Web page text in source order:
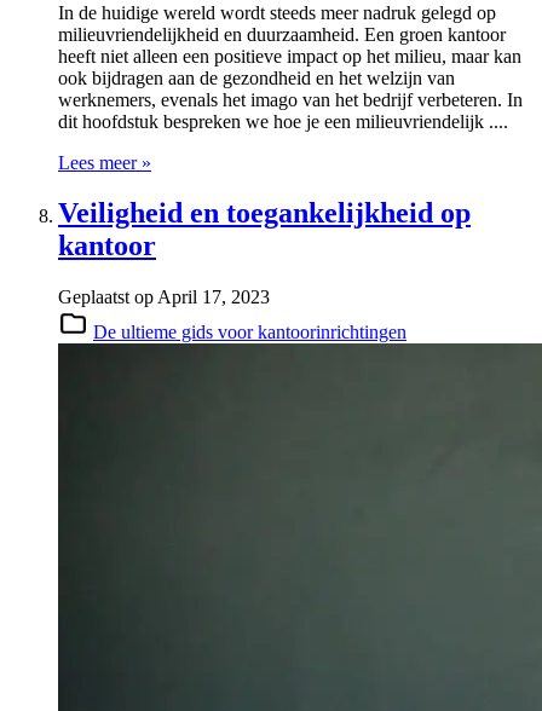
In de huidige wereld wordt steeds meer nadruk gelegd op
milieuvriendelijkheid en duurzaamheid. Een groen kantoor
heeft niet alleen een positieve impact op het milieu, maar kan
ook bijdragen aan de gezondheid en het welzijn van
werknemers, evenals het imago van het bedrijf verbeteren. In
dit hoofdstuk bespreken we hoe je een milieuvriendelijk ....
Lees meer »
Veiligheid en toegankelijkheid op
kantoor
Geplaatst op April 17, 2023
De ultieme gids voor kantoorinrichtingen